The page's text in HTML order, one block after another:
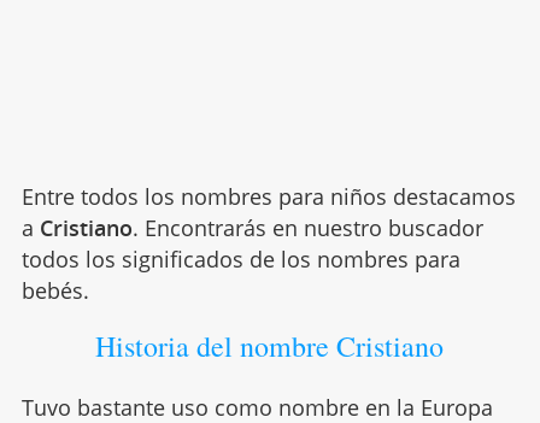
Entre todos los nombres para niños destacamos
a Cristiano. Encontrarás en nuestro buscador
todos los significados de los nombres para
bebés.
Historia del nombre Cristiano
Tuvo bastante uso como nombre en la Europa